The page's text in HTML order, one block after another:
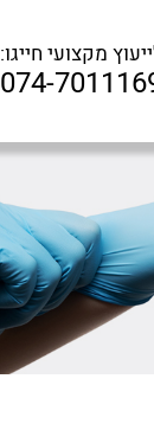
מקצועי חייגו:
074-